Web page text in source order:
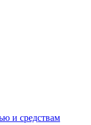
и средствам